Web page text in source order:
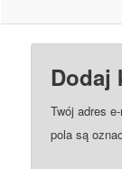
Dodaj
Twój adres
pola są